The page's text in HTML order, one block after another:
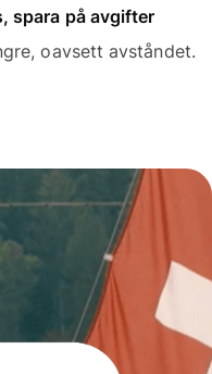
spara på avgifter
oavsett avståndet.